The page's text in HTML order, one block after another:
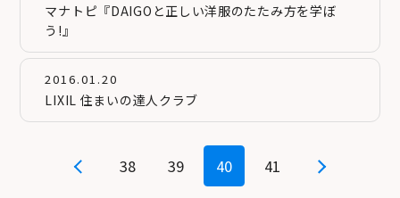
マナトピ『DAIGOと正しい洋服のたたみ方を学ぼ
う!』
2016.01.20
LIXIL 住まいの達人クラブ
38 39 40 41